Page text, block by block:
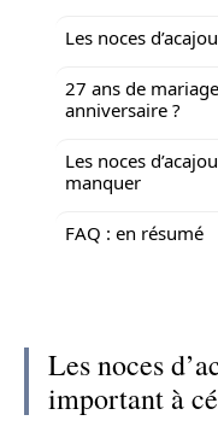
Les noces
27 ans de
anniversaire ?
Les noces
manquer
FAQ : en résumé
Les noces
important à